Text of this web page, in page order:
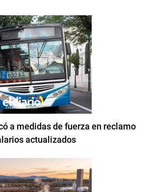
a medidas de fuerza en reclamo
actualizados